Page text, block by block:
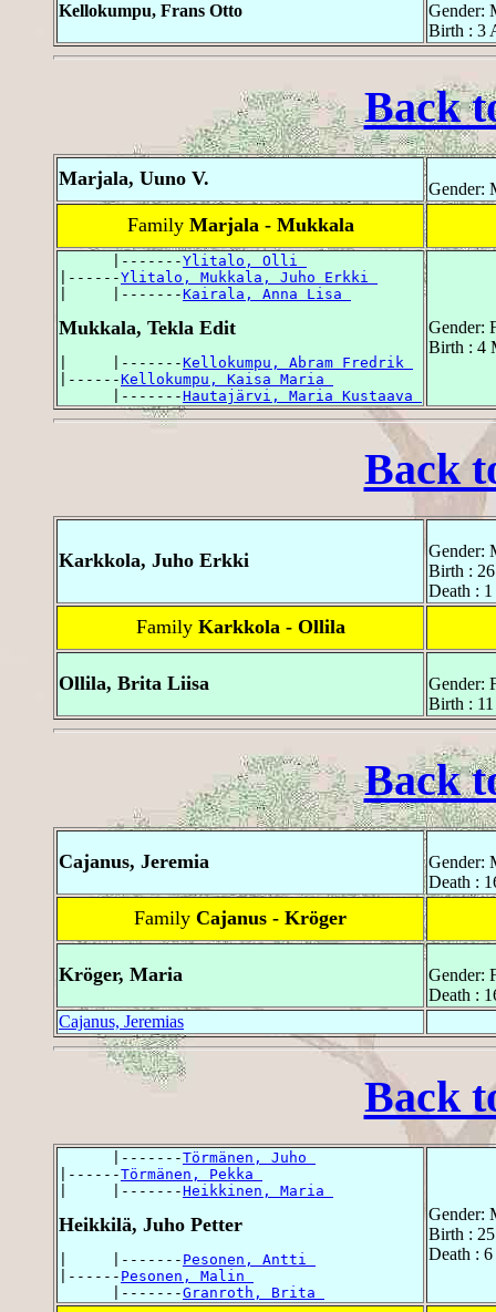
Kellokumpu, Frans Otto
Gender:
Birth : 3
Back
Marjala, Uuno V. Gender:
Family Marjala - Mukkala
      |-------
Ylitalo, Olli
|------Ylitalo, Mukkala, Juho Erkki
|     |-------Kairala, Anna Lisa
Mukkala, Tekla Edit
|     |-------Kellokumpu, Abram Fredrik
|------Kellokumpu, Kaisa Maria
      |-------
Hautajärvi, Maria Kustaava
Gender:
Birth : 4
Back
Karkkola, Juho Erkki
Gender:
Birth :
Death :
Family Karkkola - Ollila
Ollila, Brita Liisa
Gender:
Birth :
Back
Cajanus, Jeremia
Gender:
Death :
Family Cajanus - Kröger
Kröger, Maria
Gender:
Death :
Cajanus, Jeremias
Back
      |-------
Törmänen, Juho
|------Törmänen, Pekka
|     |-------Heikkinen, Maria
Heikkilä, Juho Petter
|     |------- Pesonen, Antti
|------ Pesonen, Malin
      |-------
Granroth, Brita
Gender:
Birth :
Death :